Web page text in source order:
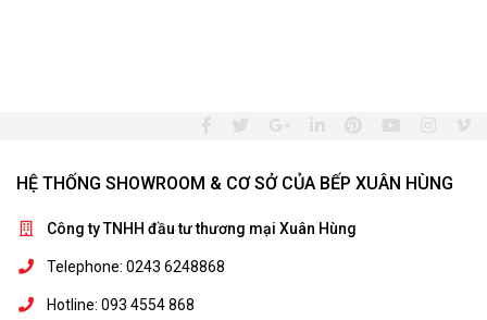
HỆ THỐNG SHOWROOM & CƠ SỞ CỦA BẾP XUÂN HÙNG
Công ty TNHH đầu tư thương mại Xuân Hùng
Telephone: 0243 6248868
Hotline: 093 4554 868